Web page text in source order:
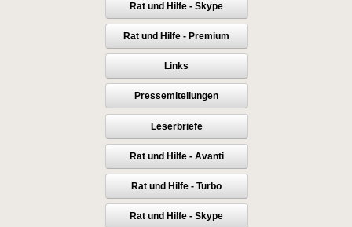
Rat und Hilfe - Skype
Rat und Hilfe - Premium
Links
Pressemiteilungen
Leserbriefe
Rat und Hilfe - Avanti
Rat und Hilfe - Turbo
Rat und Hilfe - Skype